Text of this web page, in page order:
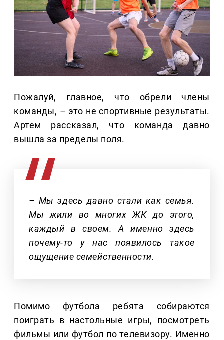
Пожалуй, главное, что обрели члены
команды, – это не спортивные результаты.
Артем рассказал, что команда давно
вышла за пределы поля.
– Мы здесь давно стали как семья.
Мы жили во многих ЖК до этого,
каждый в своем. А именно здесь
почему-то у нас появилось такое
ощущение семейственности.
Помимо футбола ребята собираются
поиграть в настольные игры, посмотреть
фильмы или футбол по телевизору. Именно